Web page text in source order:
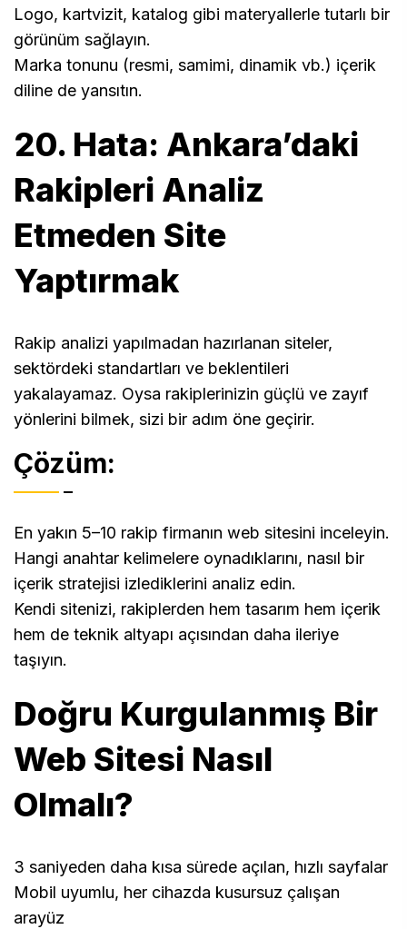
Logo, kartvizit, katalog gibi materyallerle tutarlı bir
görünüm sağlayın.
Marka tonunu (resmi, samimi, dinamik vb.) içerik
diline de yansıtın.
20. Hata: Ankara’daki
Rakipleri Analiz
Etmeden Site
Yaptırmak
Rakip analizi yapılmadan hazırlanan siteler,
sektördeki standartları ve beklentileri
yakalayamaz. Oysa rakiplerinizin güçlü ve zayıf
yönlerini bilmek, sizi bir adım öne geçirir.
Çözüm:
En yakın 5–10 rakip firmanın web sitesini inceleyin.
Hangi anahtar kelimelere oynadıklarını, nasıl bir
içerik stratejisi izlediklerini analiz edin.
Kendi sitenizi, rakiplerden hem tasarım hem içerik
hem de teknik altyapı açısından daha ileriye
taşıyın.
Doğru Kurgulanmış Bir
Web Sitesi Nasıl
Olmalı?
3 saniyeden daha kısa sürede açılan, hızlı sayfalar
Mobil uyumlu, her cihazda kusursuz çalışan
arayüz